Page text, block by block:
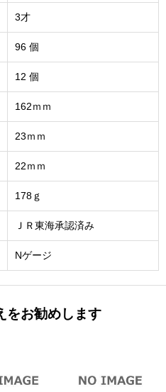
3才
96 個
12 個
162ｍｍ
23ｍｍ
22ｍｍ
178ｇ
ＪＲ東海承認済み
Nゲージ
をお勧めします